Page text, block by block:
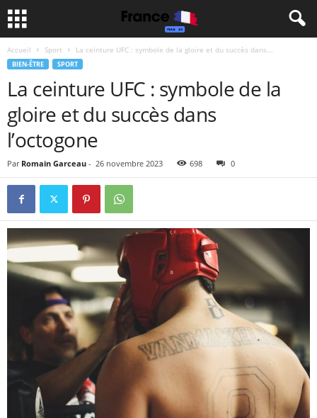
Accueil Sport La ceinture UFC : symbole de la gloire et du succès dans...
BIEN-ÊTRE SPORT
La ceinture UFC : symbole de la
gloire et du succès dans
l’octogone
Par Romain Garceau - 26 novembre 2023 698 0